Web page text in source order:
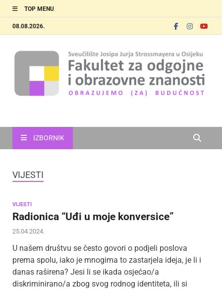
TOP MENU
08.08.2026.
IZBORNIK
VIJESTI
VIJESTI
Radionica “Uđi u moje konversice”
25.04.2024.
U našem društvu se često govori o podjeli poslova
prema spolu, iako je mnogima to zastarjela ideja, je li i
danas raširena? Jesi li se ikada osjećao/a
diskriminirano/a zbog svog rodnog identiteta, ili si